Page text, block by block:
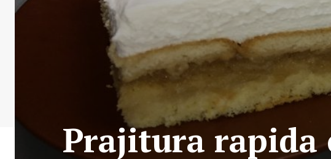
Prajitura rapida